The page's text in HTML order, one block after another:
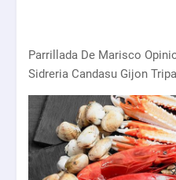
Parrillada De Marisco
Sidreria Candasu Gijon